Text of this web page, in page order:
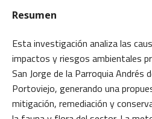
Resumen
Esta investigación analiza las
impactos y riesgos ambientales
San Jorge de la Parroquia Andrés
Portoviejo, generando una
mitigación, remediación y